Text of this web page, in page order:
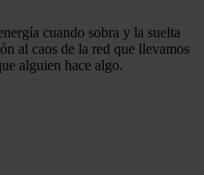
cuando sobra y la suelta
al caos de la red que llevamos
alguien hace algo.